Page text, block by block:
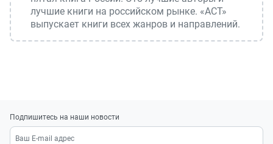
лучшие книги на российском рынке. «АСТ»
выпускает книги всех жанров и направлений.
Подпишитесь на наши новости